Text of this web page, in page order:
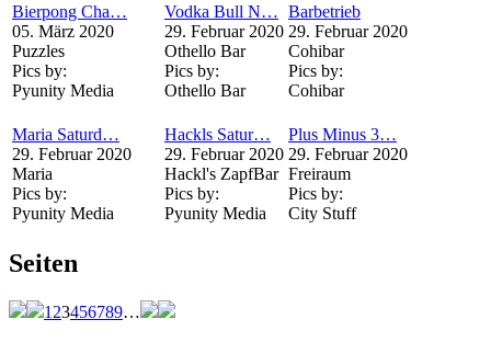
Bierpong Cha…
05. März 2020
Puzzles
Pics by:
Pyunity Media
Vodka Bull N…
29. Februar 2020
Othello Bar
Pics by:
Othello Bar
Barbetrieb
29. Februar 2020
Cohibar
Pics by:
Cohibar
Maria Saturd…
29. Februar 2020
Maria
Pics by:
Pyunity Media
Hackls Satur…
29. Februar 2020
Hackl's ZapfBar
Pics by:
Pyunity Media
Plus Minus 3…
29. Februar 2020
Freiraum
Pics by:
City Stuff
Seiten
1 23456789…